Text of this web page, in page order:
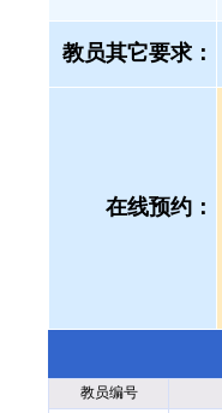
教员其它要求：
在线预约：
教员编号